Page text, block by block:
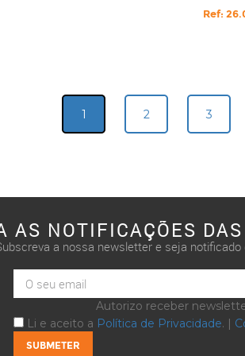
Ref:
1 2 3
AS NOTIFICAÇÕES
a nossa newsletter e seja
Autorizo receber
Li e aceito a Política de Privacidade. |